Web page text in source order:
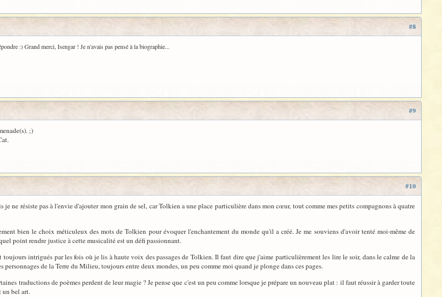
#8
:) Grand merci, Isengar ! Je n'avais pas pensé à la biographie...
#9
;)
#10
je ne résiste pas à l'envie d'ajouter mon grain de sel, car Tolkien a une place particulière dans mon cœur, tout comme mes petits compagnons à quatre
bien le choix méticuleux des mots de Tolkien pour évoquer l'enchantement du monde qu'il a créé. Je me souviens d'avoir tenté moi-même de
point rendre justice à cette musicalité est un défi passionnant.
toujours intrigués par les fois où je lis à haute voix des passages de Tolkien. Il faut dire que j'aime particulièrement les lire le soir, dans le calme de la
de la Terre du Milieu, toujours entre deux mondes, un peu comme moi quand je plonge dans ces pages.
traductions de poèmes perdent de leur magie ? Je pense que c'est un peu comme lorsque je prépare un nouveau plat : il faut réussir à garder toute
un bel art.